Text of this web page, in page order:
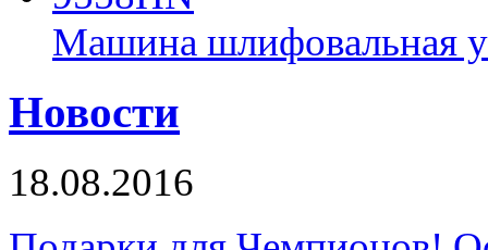
Машина шлифовальная
Новости
18.08.2016